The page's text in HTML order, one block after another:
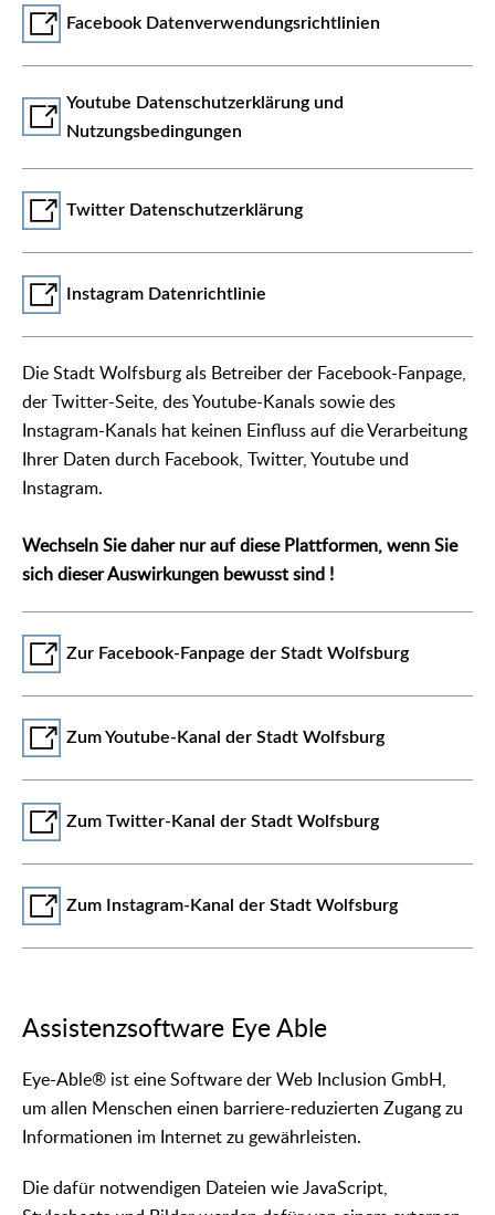
Facebook Datenverwendungsrichtlinien
Youtube Datenschutzerklärung und
Nutzungsbedingungen
Twitter Datenschutzerklärung
Instagram Datenrichtlinie
Die Stadt Wolfsburg als Betreiber der Facebook-Fanpage,
der Twitter-Seite, des Youtube-Kanals sowie des
Instagram-Kanals hat keinen Einfluss auf die Verarbeitung
Ihrer Daten durch Facebook, Twitter, Youtube und
Instagram.
Wechseln Sie daher nur auf diese Plattformen, wenn Sie
sich dieser Auswirkungen bewusst sind !
Zur Facebook-Fanpage der Stadt Wolfsburg
Zum Youtube-Kanal der Stadt Wolfsburg
Zum Twitter-Kanal der Stadt Wolfsburg
Zum Instagram-Kanal der Stadt Wolfsburg
Assistenzsoftware Eye Able
Eye-Able® ist eine Software der Web Inclusion GmbH,
um allen Menschen einen barriere-reduzierten Zugang zu
Informationen im Internet zu gewährleisten.
Die dafür notwendigen Dateien wie JavaScript,